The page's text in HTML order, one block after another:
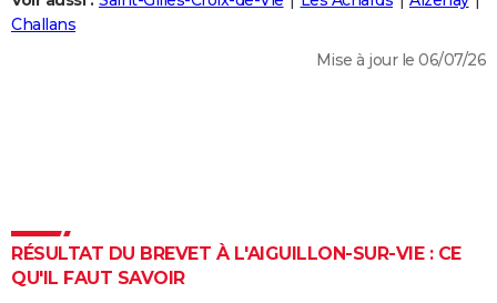
Destinations
City break
Voyage nature
Voyage de noces
Forum
Climat
+
PHOTO
Dictionnaire
Biographies
Citations
Expressions
Proverbes
PROGRAMME TV
Challans
Mise à jour le 06/07/26
RÉSULTAT DU BREVET À L'AIGUILLON-SUR-VIE : CE
QU'IL FAUT SAVOIR